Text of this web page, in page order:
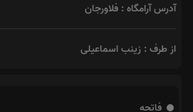
آدرس آرامگاه : فلاورجان
از طرف : زینب اسماعیلی
فاتحه